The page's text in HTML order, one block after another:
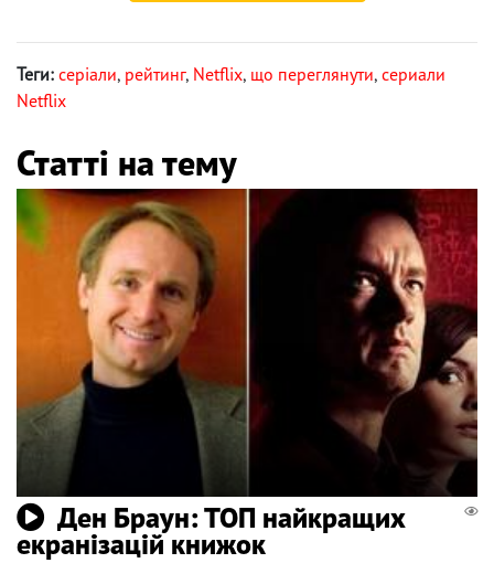
Теги: серіали, рейтинг, Netflix, що переглянути, сериали
Netflix
Статті на тему
Ден Браун: ТОП найкращих
екранізацій книжок